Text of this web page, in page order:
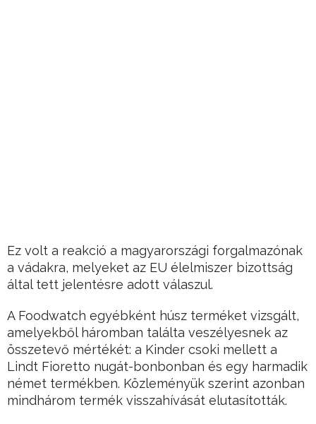
Ez volt a reakció a magyarországi forgalmazónak
a vádakra, melyeket az EU élelmiszer bizottság
által tett jelentésre adott válaszul.
A Foodwatch egyébként húsz terméket vizsgált,
amelyekből háromban találta veszélyesnek az
összetevő mértékét: a Kinder csoki mellett a
Lindt Fioretto nugát-bonbonban és egy harmadik
német termékben. Közleményük szerint azonban
mindhárom termék visszahívását elutasították.